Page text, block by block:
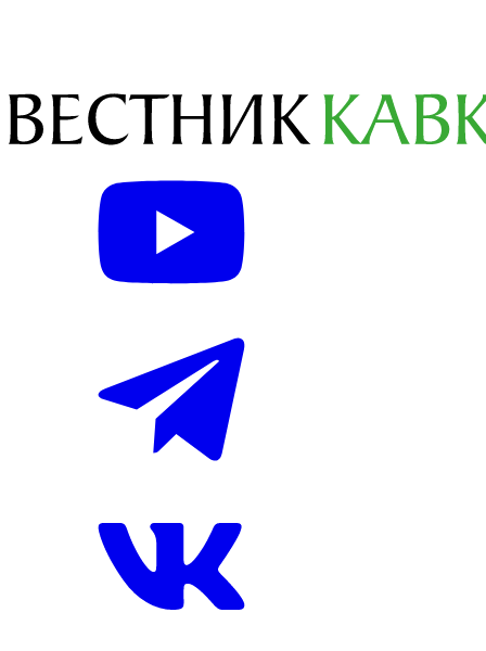
Вестник Кавказа—Все новости
"Ахмат" уступил в Кубке России
"Краснодару"
Опубликовано: 0:48, 6 авг 2026 (UTC+3 MSK)
© Фото: Мария Новоселова/ “Вестник Кавказа“
Победитель противостояния определился в серии
послематчевых пенальти.
В среду, 5 августа, прошла встреча
между "Краснодаром" и "Ахматом".
Основное время матче завершилось вничью 1:1. На гол
"Краснодара", забитый полузащитником Даниилом Уткиным
послематчевых пенальти сильнее был "Краснодар" (5:4).
Следующим соперником "Краснодара" в Кубке России будет
московское "Динамо". Игра состоится в Москве 19 августа. За
день до этого "Ахмат" сыграет дома с "Факелом".